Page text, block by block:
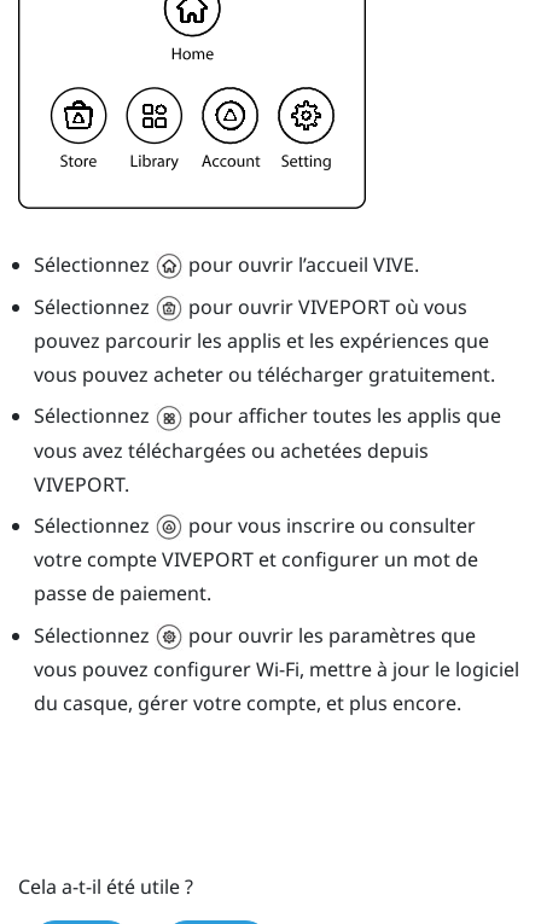
Sélectionnez pour ouvrir l’accueil VIVE.
Sélectionnez
pour ouvrirVIVEPORToù vous
pouvez parcourir les applis et les expériences que
vous pouvez acheter ou télécharger gratuitement.
Sélectionnez
pour afficher toutes les applis que
vous avez téléchargées ou achetées depuis
VIVEPORT.
Sélectionnez
pour vous inscrire ou consulter
votre compteVIVEPORTet configurer un mot de
passe de paiement.
Sélectionnez
pour ouvrir les paramètres que
vous pouvez configurerWi‍-Fi, mettre à jour le logiciel
du casque, gérer votre compte, et plus encore.
Cela a-t-il été utile ?